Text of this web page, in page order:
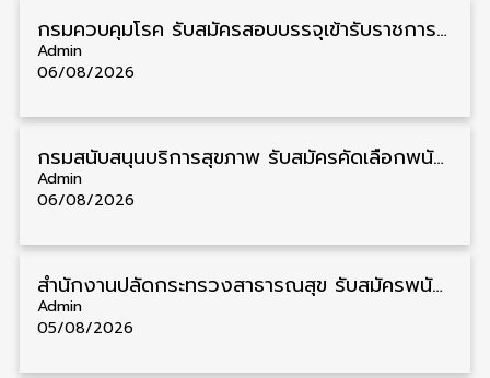
กรมควบคุมโรค รับสมัครสอบบรรจุเข้ารับราชการ วุฒิ ปวส./ป.ตรี 17 อัตรา รับสมัคร 17 สิงหาคม – 4 กันยายน
Admin
06/08/2026
กรมสนับสนุนบริการสุขภาพ รับสมัครคัดเลือกพนักงานราชการ วุฒิ ปวส./ป.ตรี 13 อัตรา รับสมัคร 11 – 20 สิงหาคม
Admin
06/08/2026
สำนักงานปลัดกระทรวงสาธารณสุข รับสมัครพนักงานราชการรูปแบบพิเศษ วุฒิ ปวส./ป.ตรี 102 อัตรา รับสมัคร 17 – 28 สิงหาคม
Admin
05/08/2026